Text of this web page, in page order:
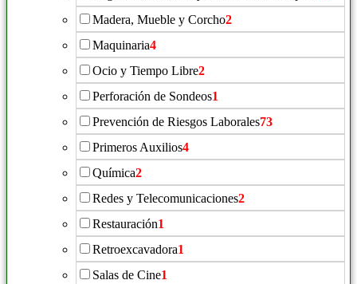
Madera, Mueble y Corcho2
Maquinaria4
Ocio y Tiempo Libre2
Perforación de Sondeos1
Prevención de Riesgos Laborales73
Primeros Auxilios4
Química2
Redes y Telecomunicaciones2
Restauración1
Retroexcavadora1
Salas de Cine1